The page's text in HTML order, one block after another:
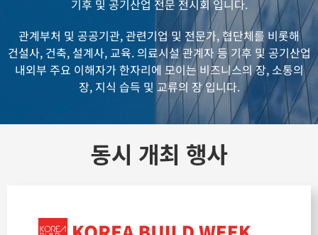
기후 및 공기산업 전문 전시회 입니다.
관계부처 및 공공기관, 관련기업 및 전문가, 협단체를 비롯해
건설사, 건축, 설계사, 교육. 의료시설 관계자 등기후 및 공기산업
내외부 주요 이해자가 한자리에 모이는 비즈니스의 장, 소통의
장, 지식 습득 및 교류의 장 입니다.
동시 개최 행사